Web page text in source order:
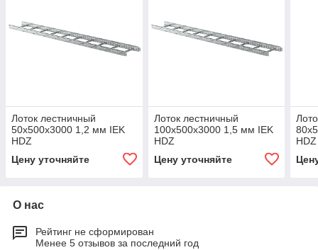
Лоток лестничный
50х500х3000 1,2 мм IEK
HDZ
Цену уточняйте
Лоток лестничный
100х500х3000 1,5 мм IEK
HDZ
Цену уточняйте
HDZ
О нас
Рейтинг не сформирован
Менее 5 отзывов за последний год